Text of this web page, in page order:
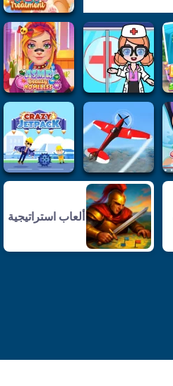
ألعاب استراتيجية